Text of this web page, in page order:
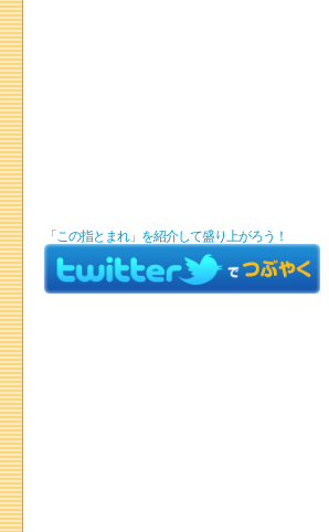
「この指とまれ」を紹介して盛り上がろう！